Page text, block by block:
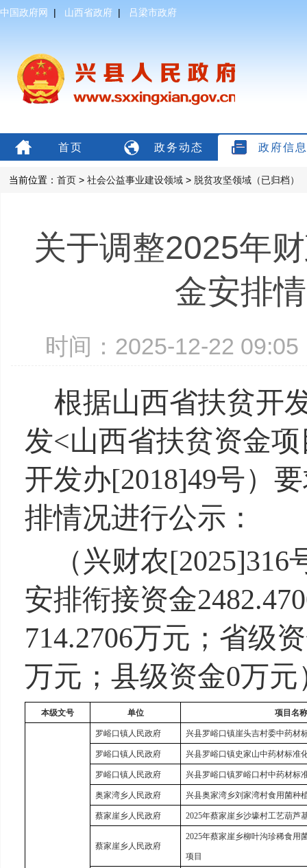
中国政府网 | 山西省政府 | 吕梁市政府
首页 政务动态 政府信
当前位置： 首页 > 社会公益事业建设领域 > 脱贫攻坚领域（已归档）
关于调整2025年
金安排
时间：2025-12-22
根据山西省扶贫开
发<山西省扶贫资金
开发办[2018]49号）
排情况进行公示：
（兴财农[2025]316
安排衔接资金
714.2706万元；省级
万元；县级资金0万
本级文号 单位 项目名称
罗峪口镇人民政府 兴县罗峪口镇崖头吉村委中药材
罗峪口镇人民政府 兴县罗峪口镇史家山中药材标准
罗峪口镇人民政府 兴县罗峪口镇罗峪口村中药材标
奥家湾乡人民政府 兴县奥家湾乡刘家湾村食用菌种
蔡家崖乡人民政府 2025年蔡家崖乡沙壕村工艺葫芦
蔡家崖乡人民政府
2025年蔡家崖乡柳叶沟珍稀食用
项目